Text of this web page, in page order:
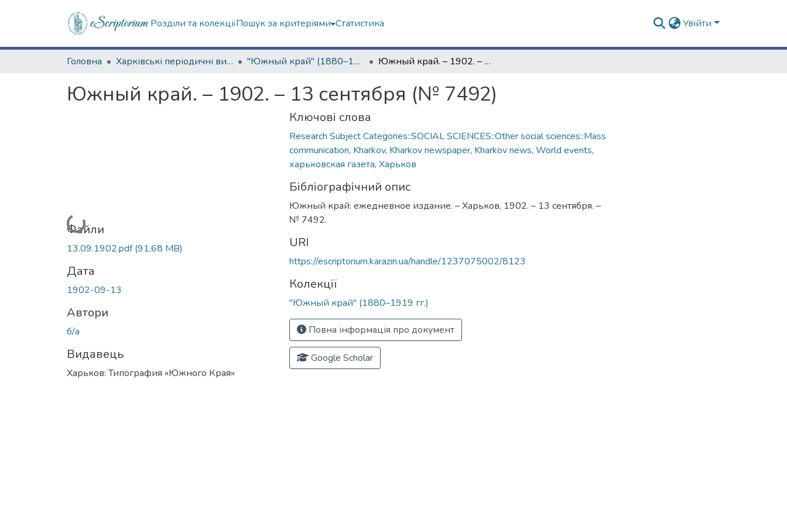
Розділи та колекціїПошук за критеріями Статистика Увійти
Головна Харківські періодичні видання "Южный край" (1880–1919 гг.) Южный край. – 1902. – 13 сентября (№ 7492)
Южный край. – 1902. – 13 сентября (№ 7492)
Вантажиться...
Файли
13.09.1902.pdf(91,68 MB)
Дата
1902-09-13
Автори
б/а
Видавець
Харьков: Типография «Южного Края»
Ключові слова
Research Subject Categories::SOCIAL SCIENCES::Other social sciences::Mass
communication, Kharkov, Kharkov newspaper, Kharkov news, World events,
харьковская газета, Харьков
Бібліографічний опис
Южный край: ежедневное издание. – Харьков, 1902. – 13 сентября. –
№ 7492.
URI
https://escriptorium.karazin.ua/handle/1237075002/8123
Колекції
"Южный край" (1880–1919 гг.)
Повна інформація про документ
Google Scholar